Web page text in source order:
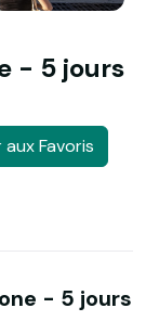
- 5 jours
Favoris
- 5 jours